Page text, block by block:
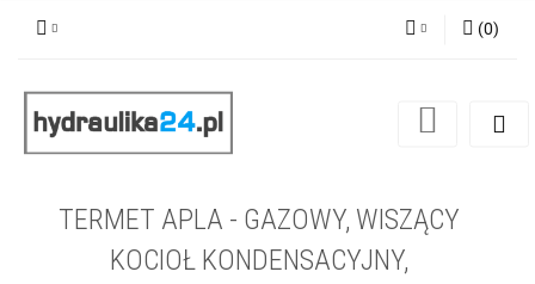
Zarejestruj się
(0)
TERMET APLA - GAZOWY, WISZĄCY
KOCIOŁ KONDENSACYJNY,